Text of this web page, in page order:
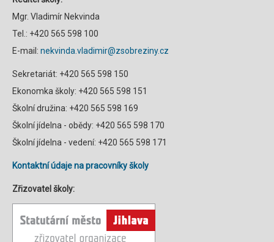
Mgr. Vladimír Nekvinda
Tel.: +420 565 598 100
E-mail: nekvinda.vladimir@zsobreziny.cz
Sekretariát: +420 565 598 150
Ekonomka školy: +420 565 598 151
Školní družina: +420 565 598 169
Školní jídelna - obědy: +420 565 598 170
Školní jídelna - vedení: +420 565 598 171
Kontaktní údaje na pracovníky školy
Zřizovatel školy: